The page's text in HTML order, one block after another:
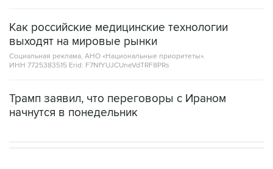
Как российские медицинские технологии
выходят на мировые рынки
Социальная реклама, АНО «Национальные приоритеты».
ИНН 7725383515 Erid: F7NfYUJCUneVdTRF8PRs
Трамп заявил, что переговоры с Ираном
начнутся в понедельник